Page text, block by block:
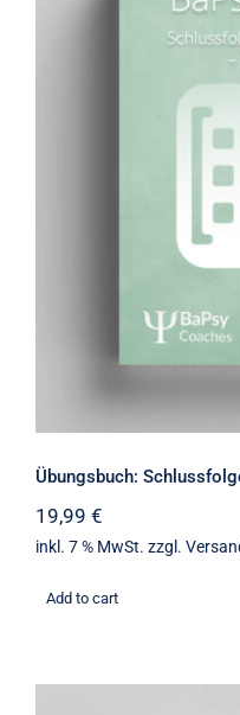
Übungsbuch:
19,99 €
inkl. 7 % MwSt. zzgl.
Add to cart